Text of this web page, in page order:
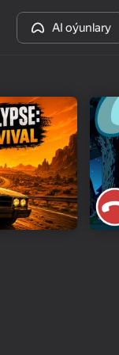
AI oýunlary